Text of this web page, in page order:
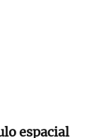
espacial